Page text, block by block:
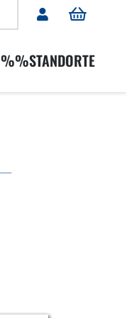
%%STANDORTE